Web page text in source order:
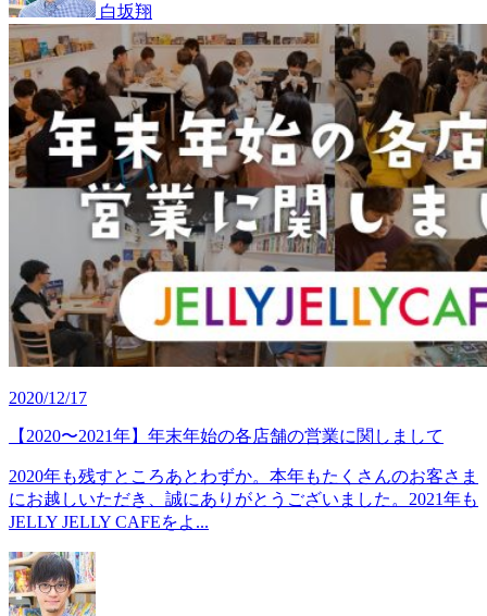
白坂翔
2020/12/17
【2020〜2021年】年末年始の各店舗の営業に関しまして
2020年も残すところあとわずか。本年もたくさんのお客さま
にお越しいただき、誠にありがとうございました。2021年も
JELLY JELLY CAFEをよ...